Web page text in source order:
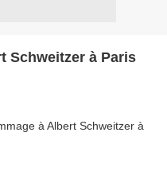
Schweitzer à Paris